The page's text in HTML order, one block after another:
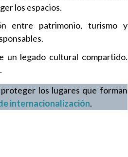
los espacios.
entre patrimonio, turismo y
un legado cultural compartido.
los lugares que forman
internacionalización.